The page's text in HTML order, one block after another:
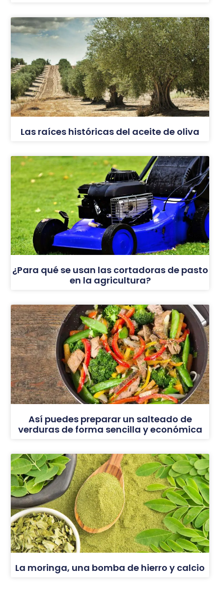
Las raíces históricas del aceite de oliva
¿Para qué se usan las cortadoras de pasto
en la agricultura?
Así puedes preparar un salteado de
verduras de forma sencilla y económica
La moringa, una bomba de hierro y calcio